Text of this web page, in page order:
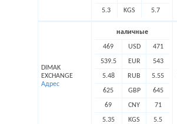
5.3 KGS 5.7
DIMAK
EXCHANGE
Адрес
наличные
469 USD 471
539.5 EUR 543
5.48 RUB 5.55
625 GBP 645
69 CNY 71
5.35 KGS 5.5